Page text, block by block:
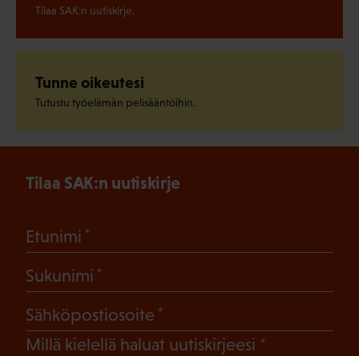
Tilaa SAK:n uutiskirje.
Tunne oikeutesi
Tutustu työelämän pelisääntöihin.
Tilaa SAK:n uutiskirje
Etunimi
Sukunimi
Sähköpostiosoite
Millä kielellä haluat uutiskirjeesi (Pakollinen)